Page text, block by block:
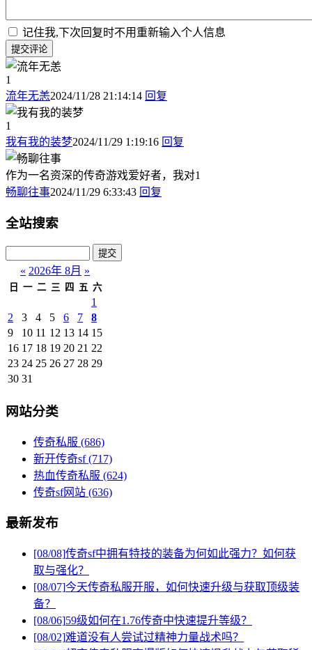
记住我,下次回复时不用重新输入个人信息
提交评论
1
流年无恙2024/11/28 21:14:14 回复
1
我有我的装梦2024/11/29 1:19:16 回复
作为一名资深的传奇游戏爱好者，我对1
畅聊往事2024/11/29 6:33:43 回复
全站搜索
« 2026年 8月 »
日 一 二 三 四 五 六
1
2
3 4 5 6 7
8
9
10 11 12 13 14 15
16 17 18 19 20 21 22
23 24 25 26 27 28 29
30 31
网站分类
传奇私服 (686)
新开传奇sf(717)
热血传奇私服 (624)
传奇sf网站 (636)
最新发布
[08/08]传奇sf中拥有特技的装备为何如此强力？如何获
取与强化？
[08/07]今天传奇私服开服，如何快速升级与获取顶级装
备？
[08/06]59级如何在1.76传奇中快速提升等级？
[08/02]难道没有人尝试过精神力量战术吗？